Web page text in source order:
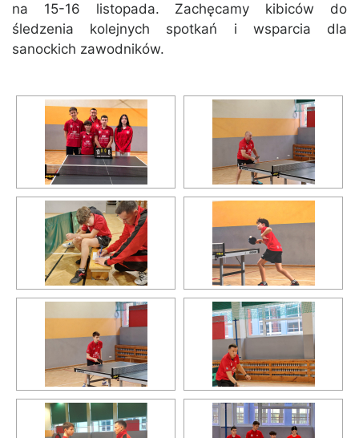
na 15-16 listopada. Zachęcamy kibiców do
śledzenia kolejnych spotkań i wsparcia dla
sanockich zawodników.